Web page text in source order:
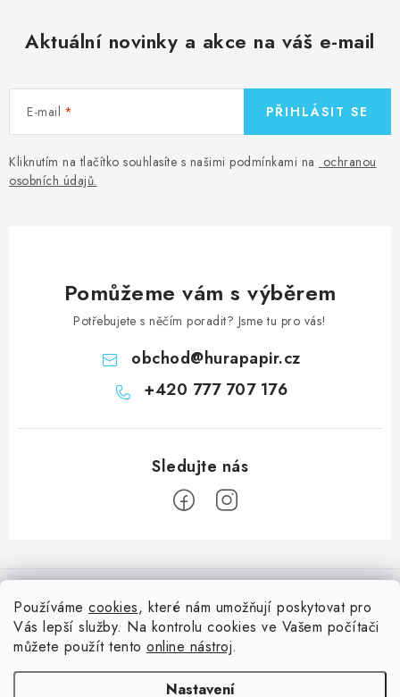
Používáme cookies, které nám umožňují poskytovat pro
Vás lepší služby. Na kontrolu cookies ve Vašem počítači
můžete použít tento online nástroj.
Nastavení
Aktuální novinky a akce na váš e-mail
E-mail
Kliknutím na tlačítko souhlasíte s našimi podmínkami na ochranou
osobních údajů.
PŘIHLÁSIT SE
Pomůžeme vám s výběrem
Potřebujete s něčím poradit? Jsme tu pro vás!
obchod@hurapapir.cz
+420 777 707 176
á
Doprava
Nepřehlédněte
Blog s nápady a návody